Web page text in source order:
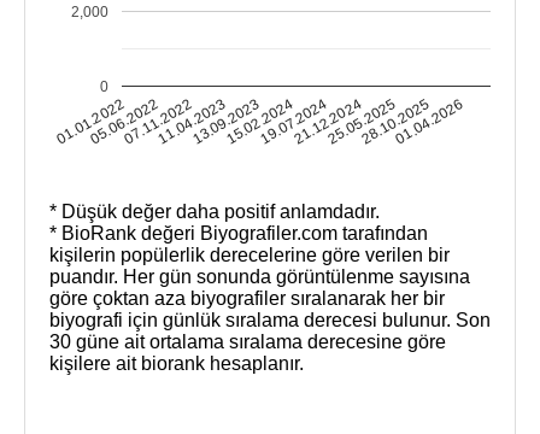
01.01.2022
05.06.2022
07.11.2022
11.04.2023
13.09.2023
15.02.2024
19.07.2024
21.12.2024
25.05.2025
28.10.2025
01.04.2026
0
2,000
* Düşük değer daha positif anlamdadır.
* BioRank değeri Biyografiler.com tarafından
kişilerin popülerlik derecelerine göre verilen bir
puandır. Her gün sonunda görüntülenme sayısına
göre çoktan aza biyografiler sıralanarak her bir
biyografi için günlük sıralama derecesi bulunur. Son
30 güne ait ortalama sıralama derecesine göre
kişilere ait biorank hesaplanır.